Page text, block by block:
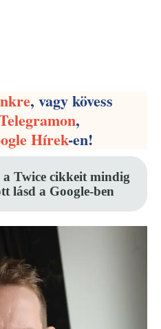
, vagy kövess
,
Hírek-en!
Twice cikkeit mindig
lásd a Google-ben